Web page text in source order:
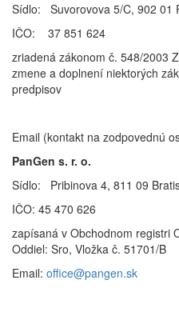
Sídlo: Suvorovova 5/C, 902 01
IČO: 37 851 624
zriadená zákonom č. 548/2003
zmene a doplnení niektorých
predpisov
Email (kontakt na
PanGen s. r. o.
Sídlo: Pribinova 4, 811 09
IČO: 45 470 626
zapísaná v Obchodnom registri
Oddiel: Sro, Vložka č. 51701/B
Email: office@pangen.sk